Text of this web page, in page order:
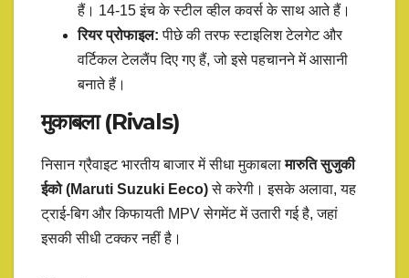
हैं। 14-15 इंच के स्टील व्हील कवर्स के साथ आते हैं।
रियर प्रोफाइल: पीछे की तरफ स्टाइलिश टेलगेट और
वर्टिकल टेललैंप दिए गए हैं, जो इसे पहचानने में आसानी
बनाते हैं।
मुकाबला (Rivals)
निसान ग्रैवाइट भारतीय बाजार में सीधा मुकाबलामारुति सुजुकी
ईको (Maruti Suzuki Eeco)से करेगी। इसके अलावा, यह
ट्राई-बिग और किफायती MPV सेगमेंट में उतारी गई है, जहां
इसकी सीधी टक्कर नहीं है।